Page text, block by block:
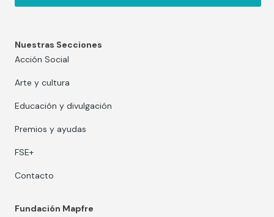
Nuestras Secciones
Acción Social
Arte y cultura
Educación y divulgación
Premios y ayudas
FSE+
Contacto
Fundación Mapfre